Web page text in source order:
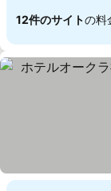
12件のサイトの料